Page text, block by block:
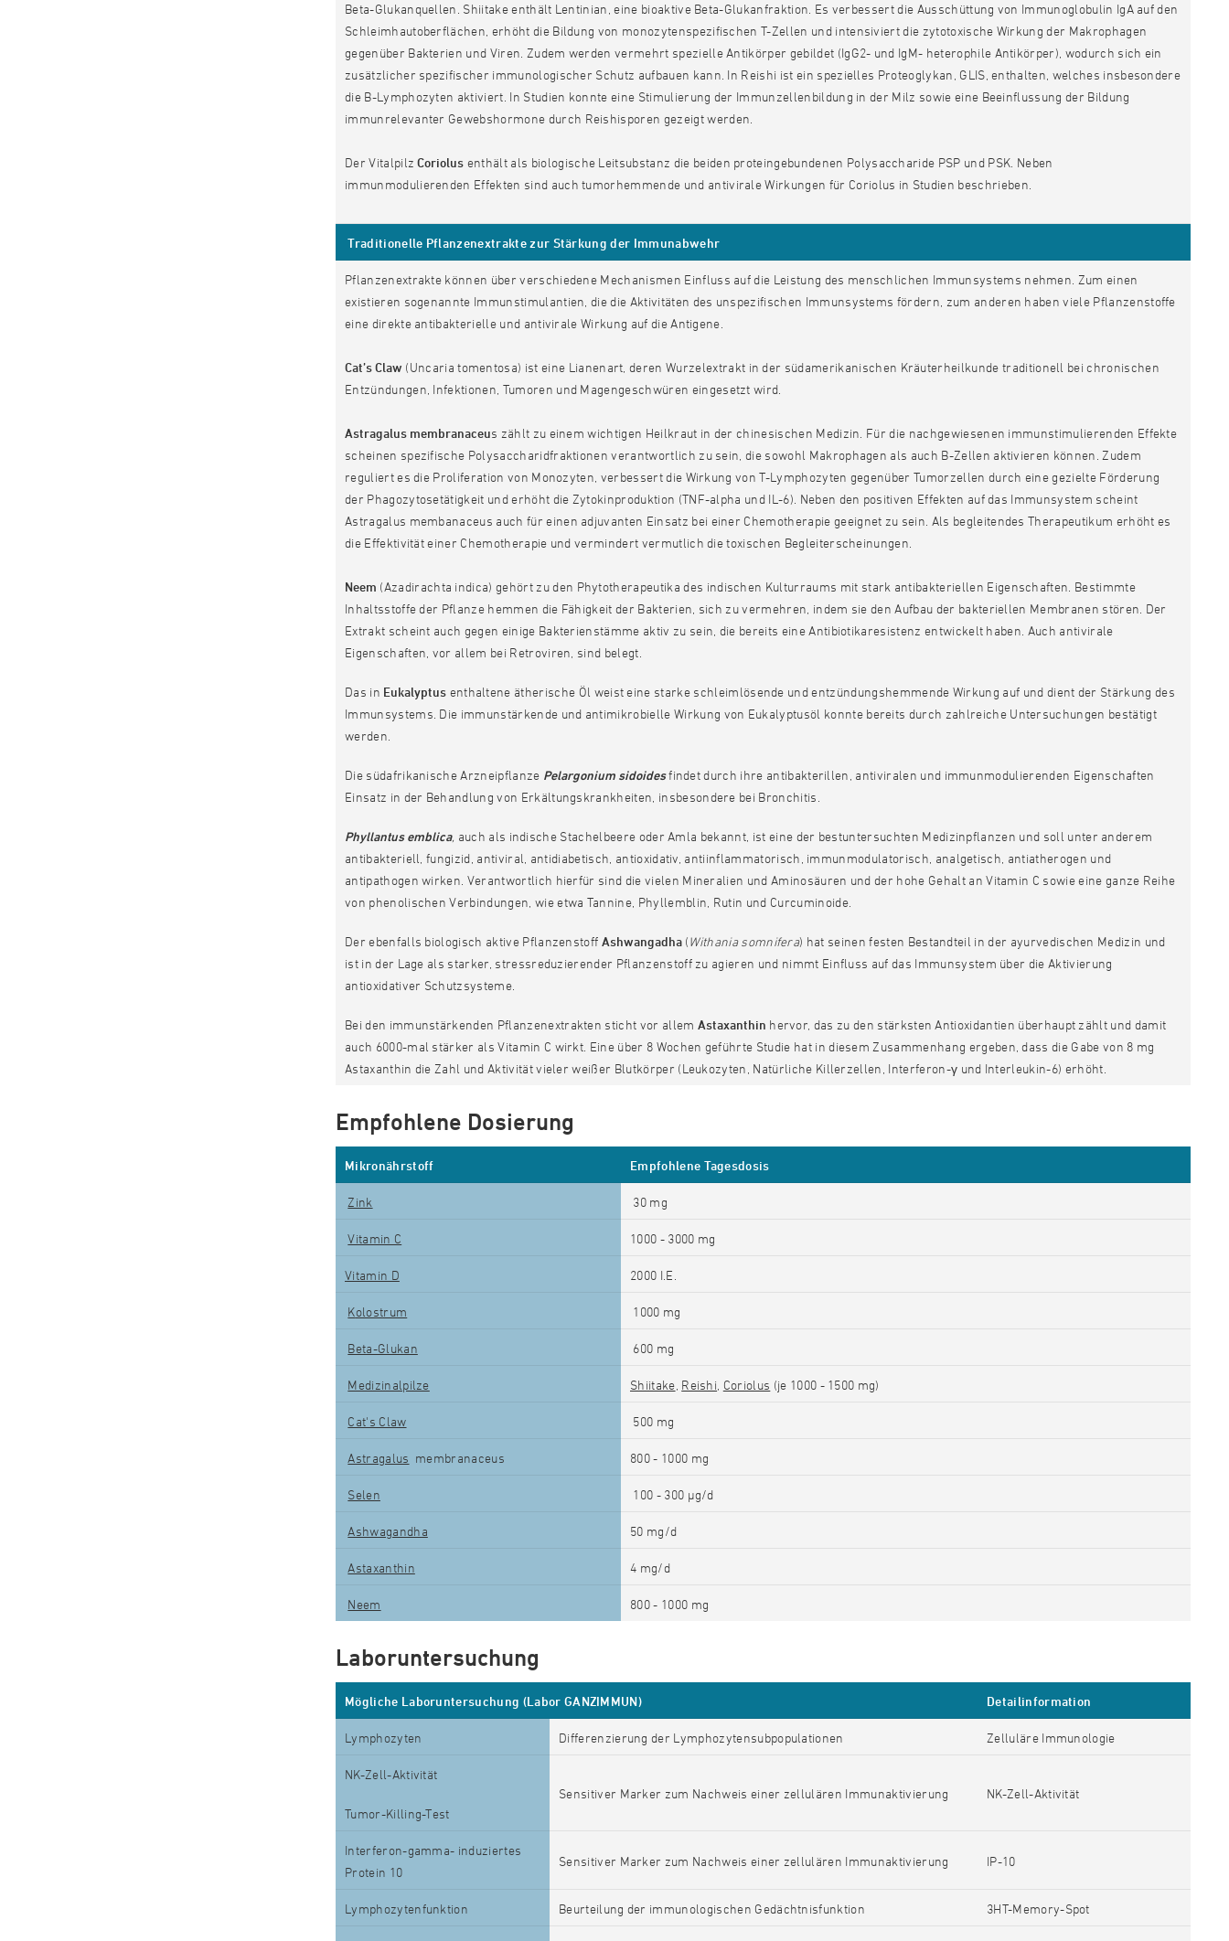
Beta-Glukanquellen. Shiitake enthält Lentinian, eine bioaktive Beta-Glukanfraktion. Es verbessert die Ausschüttung von Immunoglobulin IgA auf den
Schleimhautoberflächen, erhöht die Bildung von monozytenspezifischen T-Zellen und intensiviert die zytotoxische Wirkung der Makrophagen
gegenüber Bakterien und Viren. Zudem werden vermehrt spezielle Antikörper gebildet (IgG2- und IgM- heterophile Antikörper), wodurch sich ein
zusätzlicher spezifischer immunologischer Schutz aufbauen kann. In Reishi ist ein spezielles Proteoglykan, GLIS, enthalten, welches insbesondere
die B-Lymphozyten aktiviert. In Studien konnte eine Stimulierung der Immunzellenbildung in der Milz sowie eine Beeinflussung der Bildung
immunrelevanter Gewebshormone durch Reishisporen gezeigt werden.
Der VitalpilzCoriolus enthält als biologische Leitsubstanz die beiden proteingebundenen Polysaccharide PSP und PSK. Neben
immunmodulierenden Effekten sind auch tumorhemmende und antivirale Wirkungen für Coriolus in Studien beschrieben.
Traditionelle Pflanzenextrakte zur Stärkung der Immunabwehr
Pflanzenextrakte können über verschiedene Mechanismen Einfluss auf die Leistung des menschlichen Immunsystems nehmen. Zum einen
existieren sogenannte Immunstimulantien, die die Aktivitäten des unspezifischen Immunsystems fördern, zum anderen haben viele Pflanzenstoffe
eine direkte antibakterielle und antivirale Wirkung auf die Antigene.
Cat’s Claw (Uncaria tomentosa) ist eine Lianenart, deren Wurzelextrakt in der südamerikanischen Kräuterheilkunde traditionell bei chronischen
Entzündungen, Infektionen, Tumoren und Magengeschwüren eingesetzt wird.
Astragalus membranaceus zählt zu einem wichtigen Heilkraut in der chinesischen Medizin. Für die nachgewiesenen immunstimulierenden Effekte
scheinen spezifische Polysaccharidfraktionen verantwortlich zu sein, die sowohl Makrophagen als auch B-Zellen aktivieren können. Zudem
reguliert es die Proliferation von Monozyten, verbessert die Wirkung von T-Lymphozyten gegenüber Tumorzellen durch eine gezielte Förderung
der Phagozytosetätigkeit und erhöht die Zytokinproduktion (TNF-alpha und IL-6). Neben den positiven Effekten auf das Immunsystem scheint
Astragalus membanaceus auch für einen adjuvanten Einsatz bei einer Chemotherapie geeignet zu sein. Als begleitendes Therapeutikum erhöht es
die Effektivität einer Chemotherapie und vermindert vermutlich die toxischen Begleiterscheinungen.
Neem (Azadirachta indica) gehört zu den Phytotherapeutika des indischen Kulturraums mit stark antibakteriellen Eigenschaften. Bestimmte
Inhaltsstoffe der Pflanze hemmen die Fähigkeit der Bakterien, sich zu vermehren, indem sie den Aufbau der bakteriellen Membranen stören. Der
Extrakt scheint auch gegen einige Bakterienstämme aktiv zu sein, die bereits eine Antibiotikaresistenz entwickelt haben. Auch antivirale
Eigenschaften, vor allem bei Retroviren, sind belegt.
Das in Eukalyptus enthaltene ätherische Öl weist eine starke schleimlösende und entzündungshemmende Wirkung auf und dient der Stärkung des
Immunsystems. Die immunstärkende und antimikrobielle Wirkung von Eukalyptusöl konnte bereits durch zahlreiche Untersuchungen bestätigt
werden.
Die südafrikanische Arzneipflanze Pelargonium sidoidesfindet durch ihre antibakterillen, antiviralen und immunmodulierenden Eigenschaften
Einsatz in der Behandlung von Erkältungskrankheiten, insbesondere bei Bronchitis.
Phyllantus emblica, auch als indische Stachelbeere oder Amla bekannt, ist eine der bestuntersuchten Medizinpflanzen und soll unter anderem
antibakteriell, fungizid, antiviral, antidiabetisch, antioxidativ, antiinflammatorisch, immunmodulatorisch, analgetisch, antiatherogen und
antipathogen wirken. Verantwortlich hierfür sind die vielen Mineralien und Aminosäuren und der hohe Gehalt an Vitamin C sowie eine ganze Reihe
von phenolischen Verbindungen, wie etwa Tannine, Phyllemblin, Rutin und Curcuminoide.
Der ebenfalls biologisch aktive Pflanzenstoff Ashwangadha(Withania somnifera) hat seinen festen Bestandteil in der ayurvedischen Medizin und
ist in der Lage als starker, stressreduzierender Pflanzenstoff zu agieren und nimmt Einfluss auf das Immunsystem über die Aktivierung
antioxidativer Schutzsysteme.
Bei den immunstärkenden Pflanzenextrakten sticht vor allem Astaxanthin hervor, das zu den stärksten Antioxidantien überhaupt zählt und damit
auch 6000-mal stärker als Vitamin C wirkt. Eine über 8 Wochen geführte Studie hat in diesem Zusammenhang ergeben, dass die Gabe von 8 mg
Astaxanthin die Zahl und Aktivität vieler weißer Blutkörper (Leukozyten, Natürliche Killerzellen, Interferon-γ und Interleukin-6) erhöht.
Empfohlene Dosierung
Mikronährstoff Empfohlene Tagesdosis
Zink 30 mg
Vitamin C 1000 - 3000 mg
Vitamin D 2000 I.E.
Kolostrum 1000 mg
Beta-Glukan 600 mg
Medizinalpilze Shiitake Reishi Coriolus (je 1000 - 1500 mg)
Cat's Claw 500 mg
Astragalus membranaceus 800 - 1000 mg
Selen 100 - 300 µg/d
Ashwagandha 50 mg/d
Astaxanthin 4 mg/d
Neem 800 - 1000 mg
Laboruntersuchung
Mögliche Laboruntersuchung (Labor GANZIMMUN) Detailinformation
Lymphozyten Differenzierung der Lymphozytensubpopulationen Zelluläre Immunologie
NK-Zell-Aktivität
Tumor-Killing-Test
Sensitiver Marker zum Nachweis einer zellulären Immunaktivierung NK-Zell-Aktivität
Interferon-gamma- induziertes
Protein 10
Sensitiver Marker zum Nachweis einer zellulären Immunaktivierung IP-10
Lymphozytenfunktion Beurteilung der immunologischen Gedächtnisfunktion 3HT-Memory-Spot